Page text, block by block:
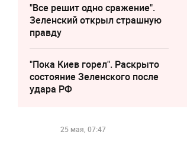
"Все решит одно сражение".
Зеленский открыл страшную
правду
"Пока Киев горел". Раскрыто
состояние Зеленского после
удара РФ
25 мая, 07:47